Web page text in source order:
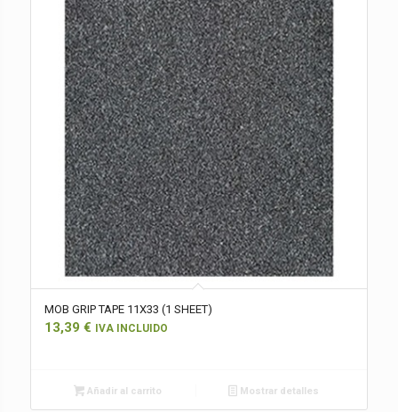
MOB GRIP TAPE 11X33 (1 SHEET)
13,39 € IVA INCLUIDO
Añadir al carrito Mostrar detalles